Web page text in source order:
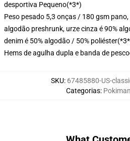
desportiva Pequeno(*3*)
Peso pesado 5,3 onças / 180 gsm
algodão preshrunk, urze cinza é 90%
denim é 50% algodão / 50% poliéster
Hems de agulha dupla e banda de
SKU: 67485880-US-
Categorias: